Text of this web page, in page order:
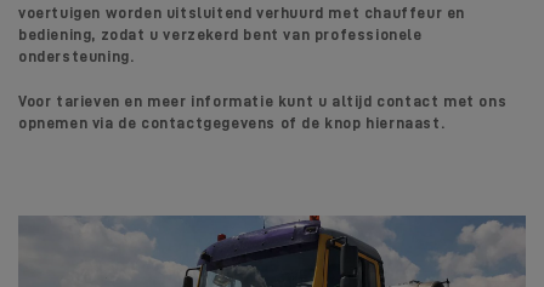
voertuigen worden uitsluitend verhuurd met chauffeur en
bediening, zodat u verzekerd bent van professionele
ondersteuning.
Voor tarieven en meer informatie kunt u altijd contact met ons
opnemen via de contactgegevens of de knop hiernaast.